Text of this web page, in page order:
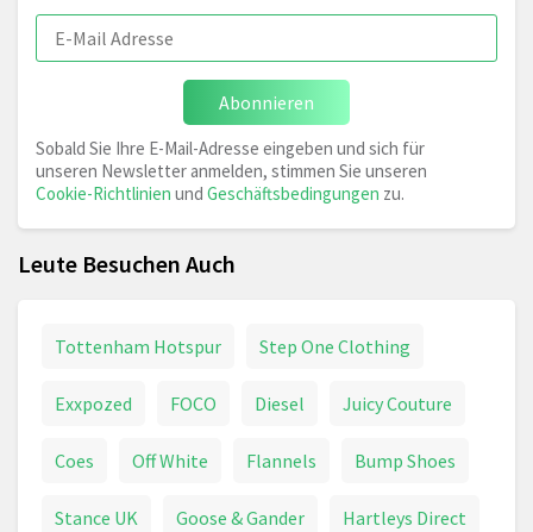
Abonnieren
Sobald Sie Ihre E-Mail-Adresse eingeben und sich für
unseren Newsletter anmelden, stimmen Sie unseren
Cookie-Richtlinien und Geschäftsbedingungen zu.
Leute Besuchen Auch
Tottenham Hotspur Step One Clothing
Exxpozed FOCO Diesel Juicy Couture
Coes Off White Flannels Bump Shoes
Stance UK Goose & Gander Hartleys Direct